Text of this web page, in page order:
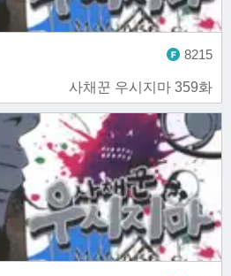
사채꾼 우시지마 359화
8215